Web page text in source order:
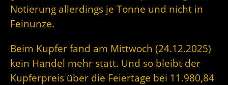
Notierung allerdings je Tonne und nicht in
Feinunze.
Beim Kupfer fand am Mittwoch (24.12.2025)
kein Handel mehr statt. Und so bleibt der
Kupferpreis über die Feiertage bei 11.980,84